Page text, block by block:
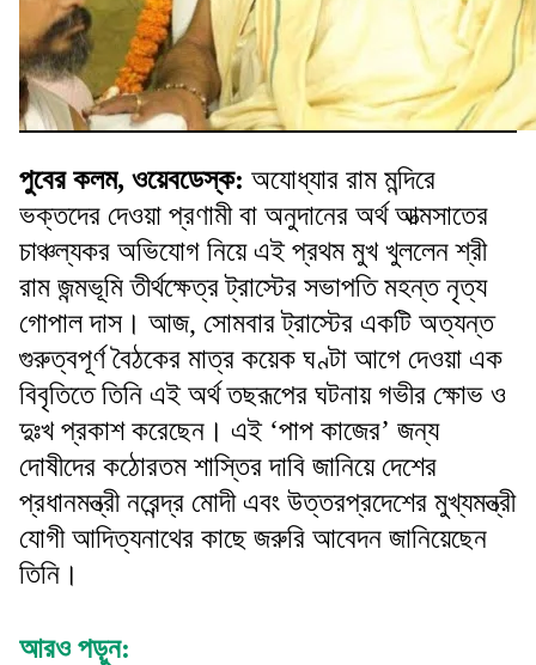
পুবের কলম, ওয়েবডেস্ক: অযোধ্যার রাম মন্দিরে
ভক্তদের দেওয়া প্রণামী বা অনুদানের অর্থ আত্মসাতের
চাঞ্চল্যকর অভিযোগ নিয়ে এই প্রথম মুখ খুললেন শ্রী
রাম জন্মভূমি তীর্থক্ষেত্র ট্রাস্টের সভাপতি মহন্ত নৃত্য
গোপাল দাস। আজ, সোমবার ট্রাস্টের একটি অত্যন্ত
গুরুত্বপূর্ণ বৈঠকের মাত্র কয়েক ঘণ্টা আগে দেওয়া এক
বিবৃতিতে তিনি এই অর্থ তছরূপের ঘটনায় গভীর ক্ষোভ ও
দুঃখ প্রকাশ করেছেন। এই ‘পাপ কাজের’ জন্য
দোষীদের কঠোরতম শাস্তির দাবি জানিয়ে দেশের
প্রধানমন্ত্রী নরেন্দ্র মোদী এবং উত্তরপ্রদেশের মুখ্যমন্ত্রী
যোগী আদিত্যনাথের কাছে জরুরি আবেদন জানিয়েছেন
তিনি।
আরও পড়ুন: